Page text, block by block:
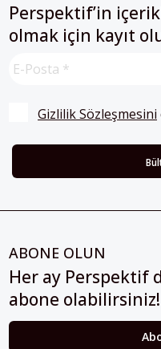
Perspektif’in
olmak için kayıt
Gizlilik Sözleşmesini
ABONE OLUN
Her ay Perspektif
abone olabilirsiniz!